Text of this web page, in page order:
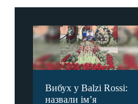
Вибух у Balzi Rossi:
назвали ім’я